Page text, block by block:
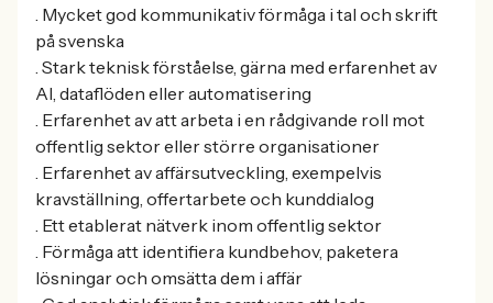
. Mycket god kommunikativ förmåga i tal och skrift
på svenska
. Stark teknisk förståelse, gärna med erfarenhet av
AI, dataflöden eller automatisering
. Erfarenhet av att arbeta i en rådgivande roll mot
offentlig sektor eller större organisationer
. Erfarenhet av affärsutveckling, exempelvis
kravställning, offertarbete och kunddialog
. Ett etablerat nätverk inom offentlig sektor
. Förmåga att identifiera kundbehov, paketera
lösningar och omsätta dem i affär